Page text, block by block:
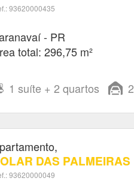
93620000435
- PR
total: 296,75 m²
1 suíte + 2 quartos 2
DAS PALMEIRAS
93620000049